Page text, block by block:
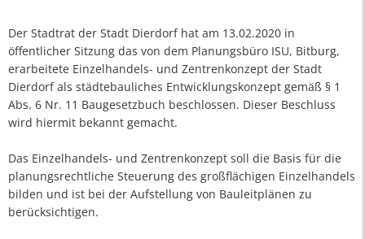
Der Stadtrat der Stadt Dierdorf hat am 13.02.2020 in
öffentlicher Sitzung das von dem Planungsbüro ISU, Bitburg,
erarbeitete Einzelhandels- und Zentrenkonzept der Stadt
Dierdorf als städtebauliches Entwicklungskonzept gemäß § 1
Abs. 6 Nr. 11 Baugesetzbuch beschlossen. Dieser Beschluss
wird hiermit bekannt gemacht.
Das Einzelhandels- und Zentrenkonzept soll die Basis für die
planungsrechtliche Steuerung des großflächigen Einzelhandels
bilden und ist bei der Aufstellung von Bauleitplänen zu
berücksichtigen.